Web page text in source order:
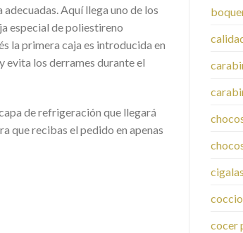
Aquí llega uno de los
especial de poliestireno
la primera caja es introducida en
evita los derrames durante el
de refrigeración que llegará
que recibas el pedido en apenas
cocer